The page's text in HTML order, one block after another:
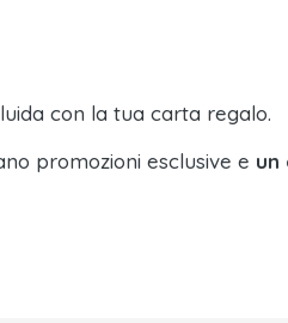
con la tua carta regalo.
promozioni esclusive e un